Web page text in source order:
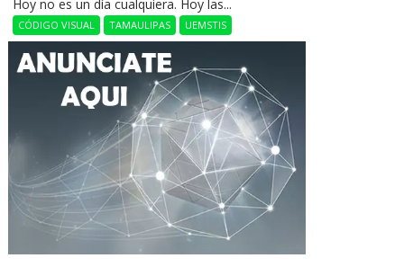
Hoy no es un día cualquiera. Hoy las...
CÓDIGO VISUAL TAMAULIPAS UEMSTIS